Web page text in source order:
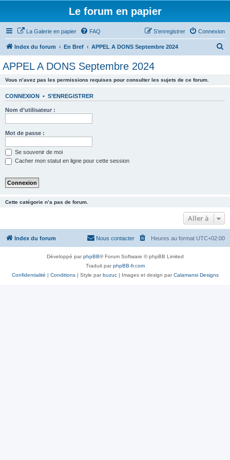
Le forum en papier
La Galerie en papier FAQ Connexion
S’enregistrer
Index du forum En Bref APPEL A DONS Septembre 2024
APPEL A DONS Septembre 2024
Vous n’avez pas les permissions requises pour consulter les sujets de ce forum.
CONNEXION • S’ENREGISTRER
Nom d’utilisateur :
Mot de passe :
Se souvenir de moi
Cacher mon statut en ligne pour cette session
Cette catégorie n’a pas de forum.
Aller à
Index du forum Heures au format UTC+02:00
Nous contacter
Développé parphpBB® Forum Software © phpBB Limited
Traduit parphpBB-fr.com
Confidentialité | Conditions| Style parbuzuc| Images et design parCalamansi Designs